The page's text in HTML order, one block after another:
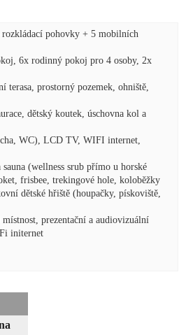
pohovky + 5 mobilních
6x rodinný pokoj pro 4 osoby, 2x
terasa, prostorný pozemek, ohniště,
dětský koutek, úschovna kol a
WC), LCD TV, WIFI internet,
(wellness srub přímo u horské
frisbee, trekingové hole, koloběžky
dětské hřiště (houpačky, pískoviště,
prezentační a audiovizuální
initernet